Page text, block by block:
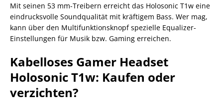
Mit seinen 53 mm-Treibern erreicht das Holosonic T1w eine
eindrucksvolle Soundqualität mit kräftigem Bass. Wer mag,
kann über den Multifunktionsknopf spezielle Equalizer-
Einstellungen für Musik bzw. Gaming erreichen.
Kabelloses Gamer Headset
Holosonic T1w: Kaufen oder
verzichten?